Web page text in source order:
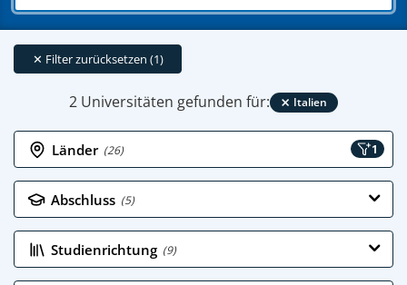
Möglichkeiten
2 Universitäten gefunden für: × Italien
✕ Filter zurücksetzen (1)
Länder (26) 1
Abschluss (5)
Studienrichtung (9)